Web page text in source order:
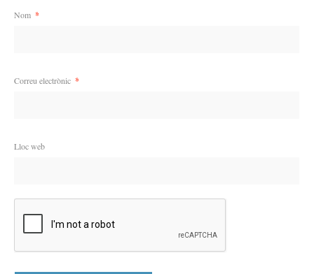
Nom *
Correu electrònic *
Lloc web